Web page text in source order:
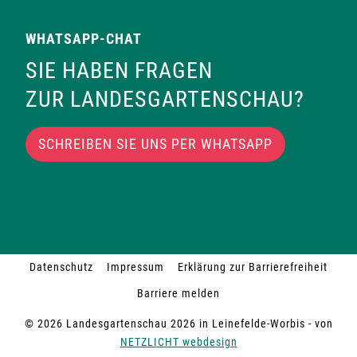
WHATSAPP-CHAT
SIE HABEN FRAGEN
ZUR LANDESGARTENSCHAU?
SCHREIBEN SIE UNS PER WHATSAPP
© 2026 Landesgartenschau 2026 in Leinefelde-Worbis - von
NETZLICHT webdesign
Datenschutz Impressum
Erklärung zur Barrierefreiheit
Barriere melden